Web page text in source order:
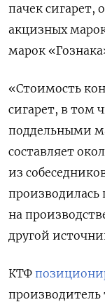
пачек сигарет,
акцизных
марок
«Стоимость
сигарет, в том
поддельными
составляет
из
производилась
на
другой
КТФ